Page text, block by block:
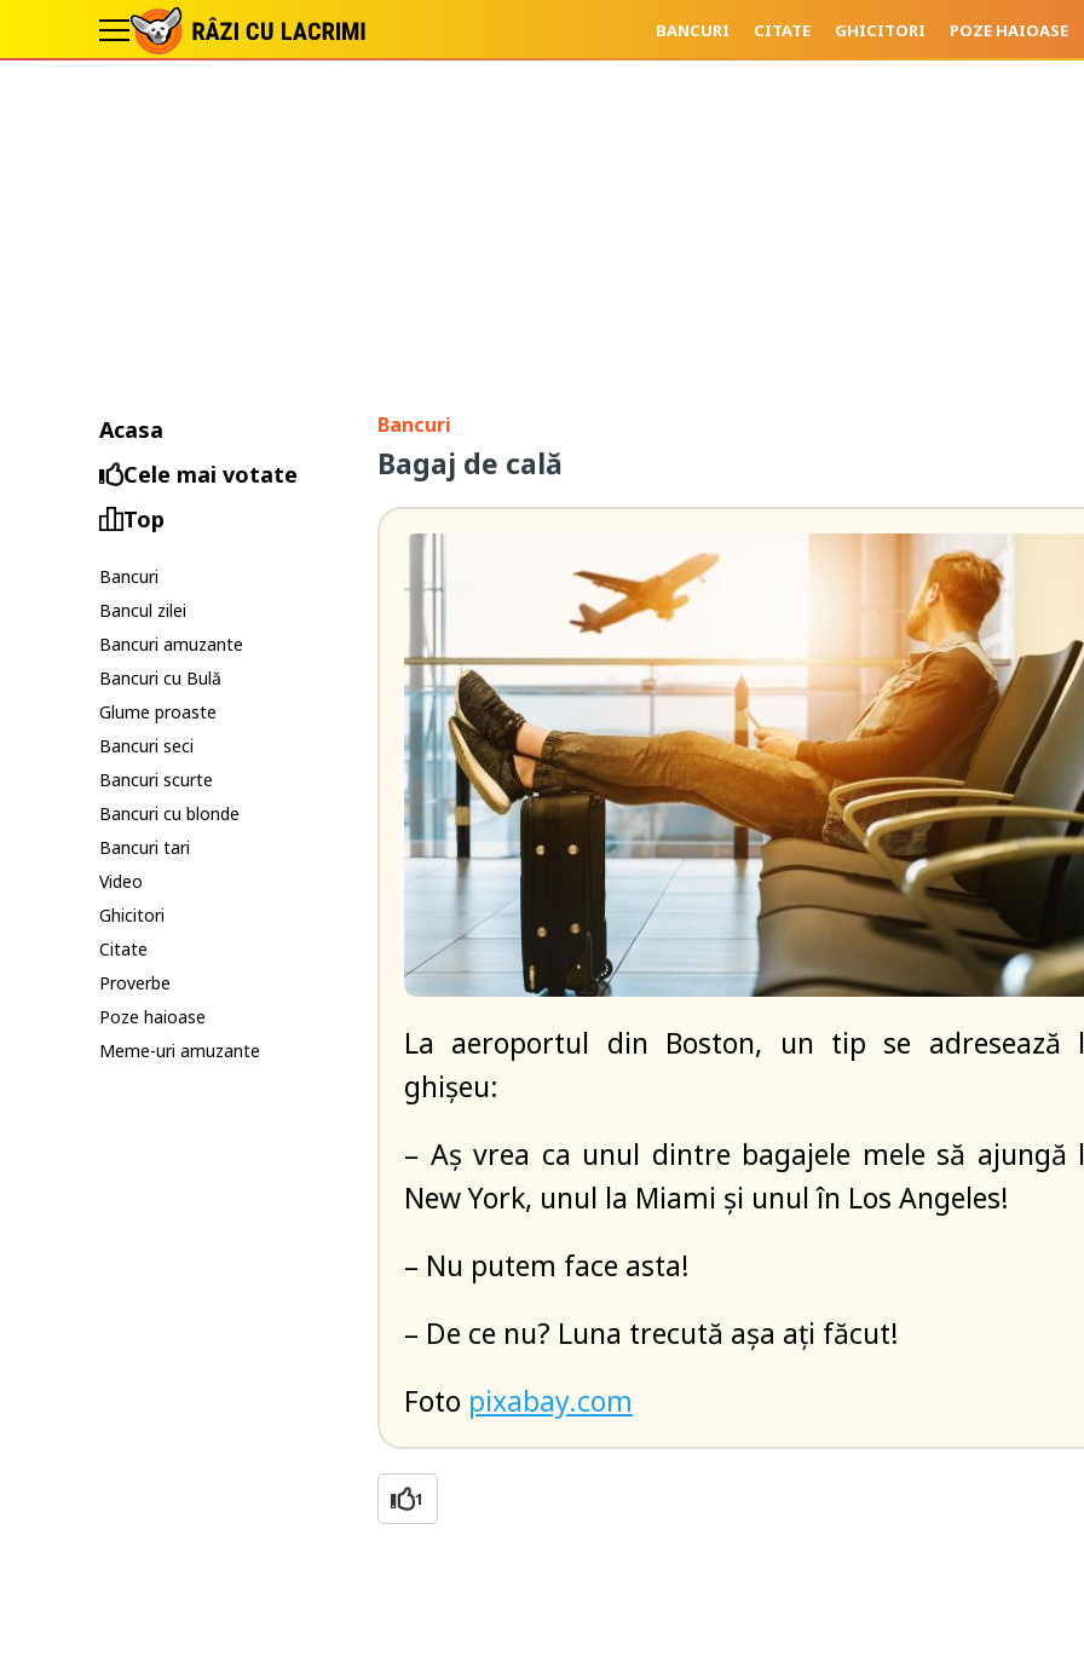
BANCURI CITATE GHICITORI POZE HAIOASE
Acasa
Cele mai votate
Top
Bancuri
Bancul zilei
Bancuri amuzante
Bancuri cu Bulă
Glume proaste
Bancuri seci
Bancuri scurte
Bancuri cu blonde
Bancuri tari
Video
Ghicitori
Citate
Proverbe
Poze haioase
Meme-uri amuzante
Bancuri
Bagaj de cală
La aeroportul din Boston, un tip se adresează
ghişeu:
– Aş vrea ca unul dintre bagajele mele să ajungă
New York, unul la Miami şi unul în Los Angeles!
– Nu putem face asta!
– De ce nu? Luna trecută aşa aţi făcut!
Foto pixabay.com
1